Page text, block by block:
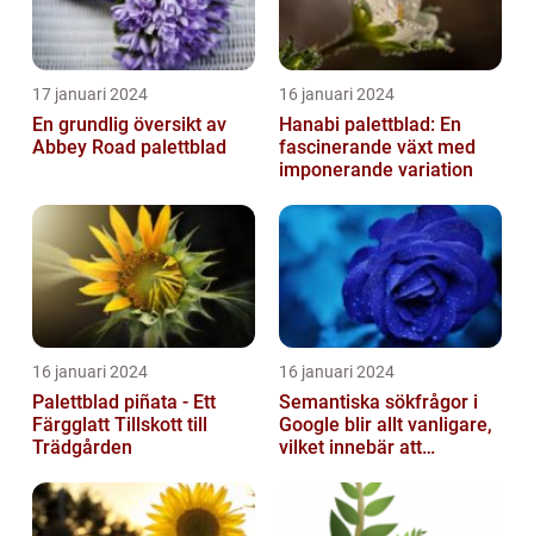
17 januari 2024
En grundlig översikt av
Abbey Road palettblad
16 januari 2024
Hanabi palettblad: En
fascinerande växt med
imponerande variation
16 januari 2024
Palettblad piñata - Ett
Färgglatt Tillskott till
Trädgården
16 januari 2024
Semantiska sökfrågor i
Google blir allt vanligare,
vilket innebär att
att fö...